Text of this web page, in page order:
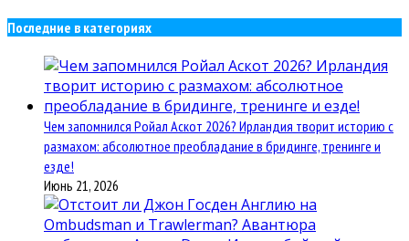
Последние в категориях
Чем запомнился Ройал Аскот 2026? Ирландия творит историю с
размахом: абсолютное преобладание в бридинге, тренинге и
езде!
Июнь 21, 2026